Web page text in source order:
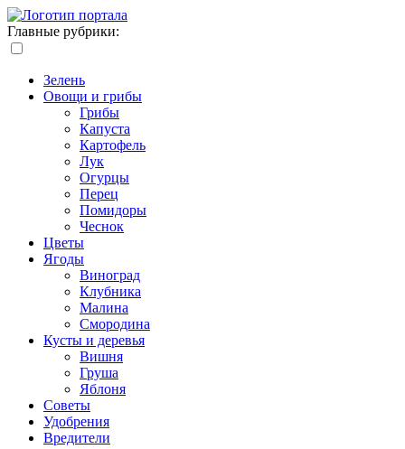
Главные рубрики:
Зелень
Овощи и грибы
Грибы
Капуста
Картофель
Лук
Огурцы
Перец
Помидоры
Чеснок
Цветы
Ягоды
Виноград
Клубника
Малина
Смородина
Кусты и деревья
Вишня
Груша
Яблоня
Советы
Удобрения
Вредители